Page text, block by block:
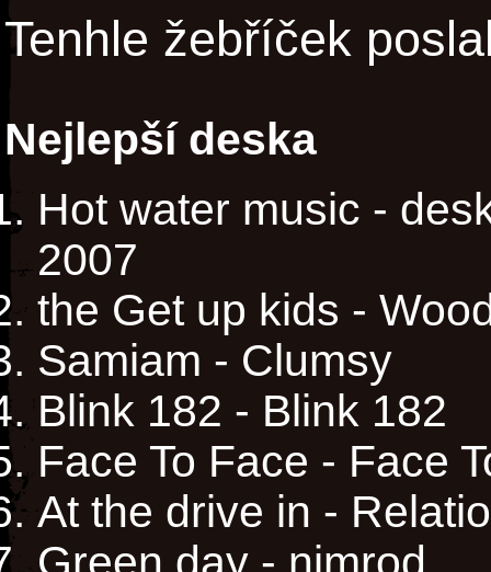
Tenhle žebříček
Nejlepší deska
Hot water music -
2007
the Get up kids -
Samiam - Clumsy
Blink 182 - Blink 182
Face To Face - Face
At the drive in -
Green day - nimrod